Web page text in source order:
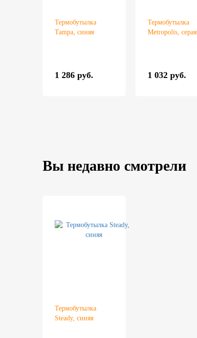
Термобутылка
Tampa, синяя
1 286 руб.
Термобутылка
Metropolis, серая
1 032 руб.
Вы недавно смотрели
Термобутылка
Steady, синяя